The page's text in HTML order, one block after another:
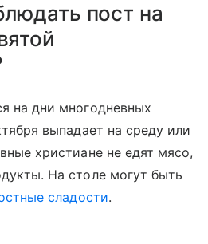
пост на
на дни многодневных
выпадает на среду или
христиане не едят мясо,
На столе могут быть
сладости.